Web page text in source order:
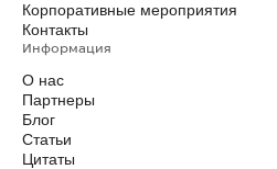
Корпоративные мероприятия
Контакты
Информация
О нас
Партнеры
Блог
Статьи
Цитаты